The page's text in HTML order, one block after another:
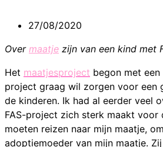
27/08/2020
Over maatje zijn van een kind met
Het maatjesproject begon met
project graag wil zorgen voor een
de kinderen. Ik had al eerder veel
FAS-project zich sterk maakt
moeten reizen naar mijn maatje,
adoptiemoeder van mijn maatje.